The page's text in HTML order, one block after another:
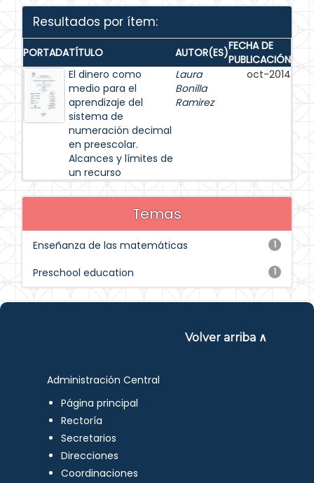
Resultados por ítem:
PORTADATÍTULO AUTOR(ES)FECHA DE
PUBLICACIÓN
El dinero como
medio para el
aprendizaje del
sistema de
numeración decimal
en preescolar.
Alcances y límites de
un recurso
Laura
Bonilla
Ramirez
oct-2014
Temas
1
Enseñanza de las matemáticas
1
Preschool education
Volver arriba ∧
Administración Central
Página principal
Rectoría
Secretarios
Direcciones
Coordinaciones